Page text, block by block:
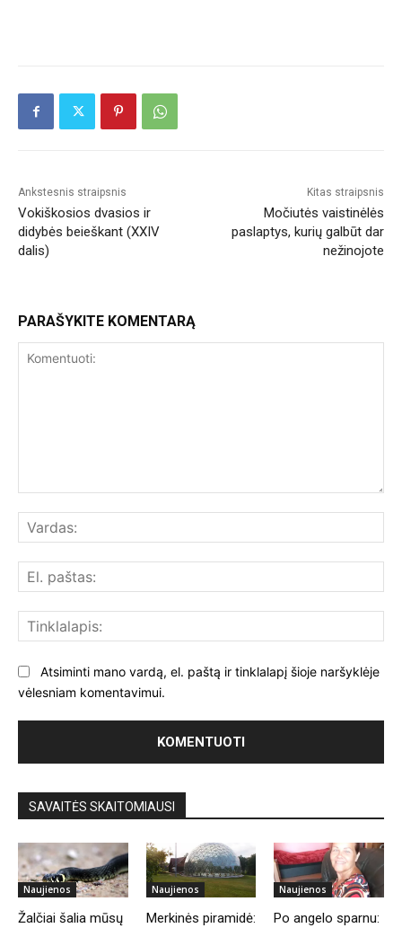
Ankstesnis straipsnis
Vokiškosios dvasios ir
didybės beieškant (XXIV
dalis)
Kitas straipsnis
Močiutės vaistinėlės
paslaptys, kurių galbūt dar
nežinojote
PARAŠYKITE KOMENTARĄ
Atsiminti mano vardą, el. paštą ir tinklalapį šioje naršyklėje
vėlesniam komentavimui.
SAVAITĖS SKAITOMIAUSI
Naujienos
Žalčiai šalia mūsų
Naujienos
Merkinės piramidė:
Naujienos
Po angelo sparnu: